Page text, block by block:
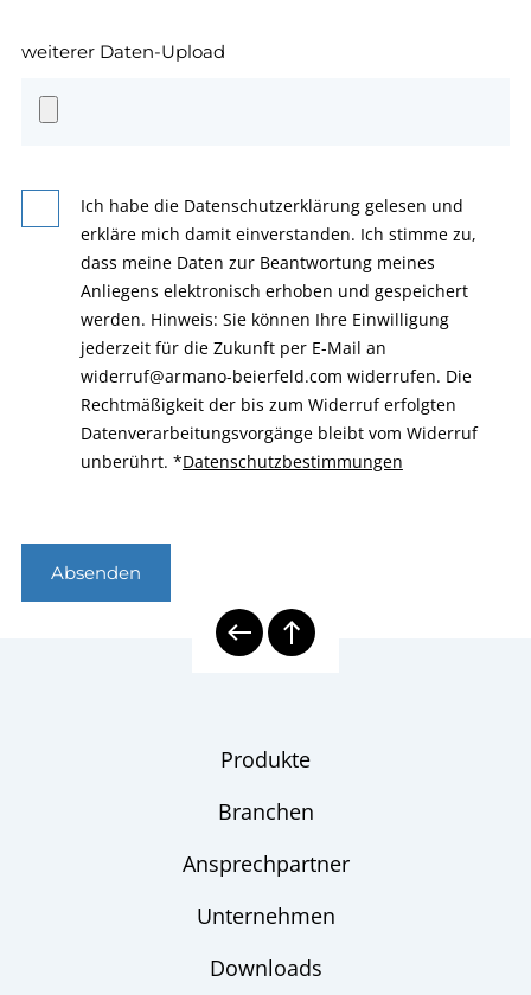
weiterer Daten-Upload
Ich habe die Datenschutzerklärung gelesen und
erkläre mich damit einverstanden. Ich stimme zu,
dass meine Daten zur Beantwortung meines
Anliegens elektronisch erhoben und gespeichert
werden. Hinweis: Sie können Ihre Einwilligung
jederzeit für die Zukunft per E-Mail an
widerruf@armano-beierfeld.com widerrufen. Die
Rechtmäßigkeit der bis zum Widerruf erfolgten
Datenverarbeitungsvorgänge bleibt vom Widerruf
unberührt. *Datenschutzbestimmungen
Absenden
Produkte
Branchen
Ansprechpartner
Unternehmen
Downloads